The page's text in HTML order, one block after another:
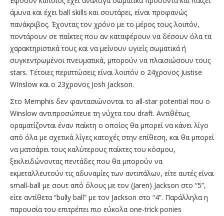
άμυνα και έχει ball skills και σουτάρει, είναι προφανώς
πανάκριβος. Έχοντας τον χρόνο με το μέρος τους λοιπόν,
ποντάρουν σε παίκτες που αν καταφέρουν να δέσουν όλα τα
χαρακτηριστικά τους και να μείνουν υγιείς σωματικά ή
συγκεντρωμένοι πνευματικά, μπορούν να πλαισιώσουν τους
stars. Τέτοιες περιπτώσεις είναι λοιπόν ο 24χρονος Justise
WInslow και ο 23χρονος Josh Jackson.
Στο Memphis δεν φαντασιώνονται το all-star potential που ο
Winslow αντιπροσώπευε τη νύχτα του draft. Αντιθέτως
οραματίζονται έναν παίκτη ο οποίος θα μπορεί να κάνει λίγο
από όλα με σχετικά λίγες κατοχές στην επίθεση, και θα μπορεί
να ματσάρει τους καλύτερους παίκτες του κόσμου,
ξεκλειδώνοντας πεντάδες που θα μπορούν να
εκμεταλλευτούν τις αδυναμίες των αντιπάλων, είτε αυτές είναι
small-ball με σουτ από όλους με τον (Jaren) Jackson στο “5”,
είτε αντίθετα “bully ball” με τον Jackson στο “4”. Παράλληλα η
παρουσία του επιτρέπει πιο εύκολα one-trick ponies